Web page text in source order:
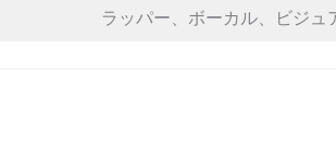
ラッパー、ボーカル、ビジュ